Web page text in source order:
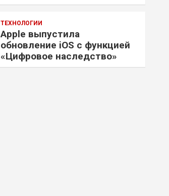
ТЕХНОЛОГИИ
Apple выпустила
обновление iOS с функцией
«Цифровое наследство»